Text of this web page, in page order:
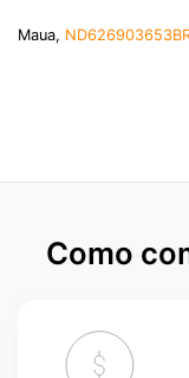
Maua,
Como